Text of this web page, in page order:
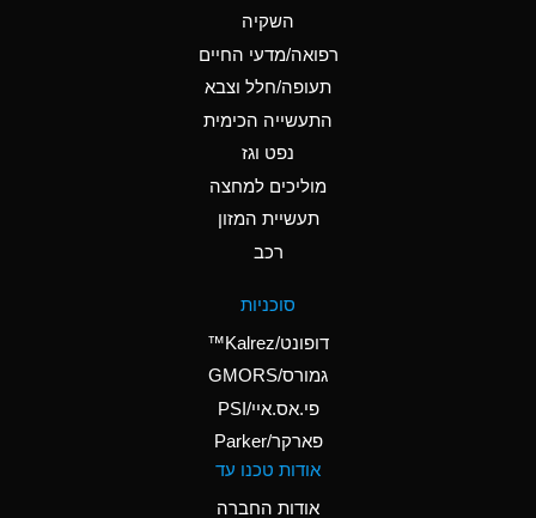
Ammonium Hydroxide
A
Ammonium Nitrate
Ammonium Nitrite
Ammonium Persulfate
Ammonium Phosphate
A
Ammonium Sulfate
*
השקיה
רפואה/מדעי החיים
תעופה/חלל וצבא
התעשייה הכימית
נפט וגז
מוליכים למחצה
תעשיית המזון
רכב
סוכניות
דופונט/Kalrez™
גמורס/GMORS
פי.אס.איי/PSI
פארקר/Parker
אודות טכנו עד
אודות החברה